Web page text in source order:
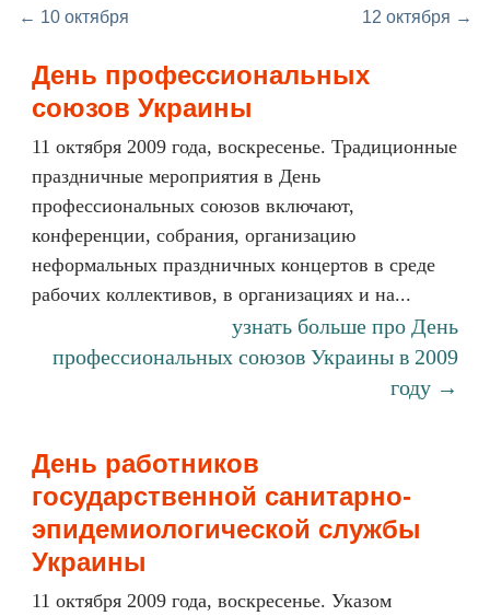
← 10 октября 12 октября →
День профессиональных
союзов Украины
11 октября 2009 года, воскресенье. Традиционные
праздничные мероприятия в День
профессиональных союзов включают,
конференции, собрания, организацию
неформальных праздничных концертов в среде
рабочих коллективов, в организациях и на...
узнать больше про День
профессиональных союзов Украины в 2009
году →
День работников
государственной санитарно-
эпидемиологической службы
Украины
11 октября 2009 года, воскресенье. Указом